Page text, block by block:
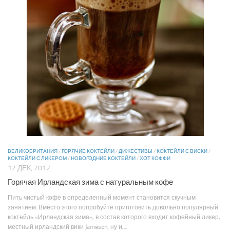
ВЕЛИКОБРИТАНИЯ/ГОРЯЧИЕ КОКТЕЙЛИ/ДИЖЕСТИВЫ /КОКТЕЙЛИ С ВИСКИ/
КОКТЕЙЛИ С ЛИКЕРОМ/НОВОГОДНИЕ КОКТЕЙЛИ/ХОТ КОФФИ
12 ДЕК, 2012
Горячая Ирландская зима с натуральным кофе
Пить чистый кофе в определенный момент становится скучным
занятием. Вместо этого попробуйте приготовить довольно популярный
коктейль «Ирландская зима», в состав которого входит кофейный ликер,
местный ирландский вики Jameson, ну и,...